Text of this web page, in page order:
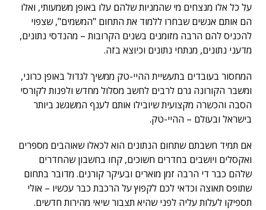
על כל אלו מנצחים מי שהמניות שלהם עלו באופן משמעותי, ואלו
הם אותם אנשים שבחרו ללמוד את התחום "המשמים", שצפוי
להכניס להם הרבה מזומנים בשנים הקרובות – מהנדסי נתונים,
מדעני נתונים, מנתחי נתונים וכיוצא בזה.
המחסור בעובדים בתעשיית ההיי-טק ממשיך לגדול באופן כרוני,
ומשבר הקורונה גרם לרבים לחשב מסלול מחדש ולפנות לקורסי
הסבה והכשרה מקצועית שיובילו אותם לענף המשגשג ביותר
בישראל ובעולם – ההיי-טק.
אם תמיד חשבתם שתחום הנתונים הוא לכאלו שאוהבים מספרים
ואקסלים ויושבים בחדרים חשוכים, קחו בחשבון שהחדרים
שלהם כבר די הרבה זמן מוארים ובעיקר קורנים. מדובר בתחום
שתופס תאוצה וכדאי לכם לקפוץ על הרכבת כבר עכשיו – אולי
תספיקו לעלות עליה לפני שהיא תצבור שיאי מהירות חדשים.